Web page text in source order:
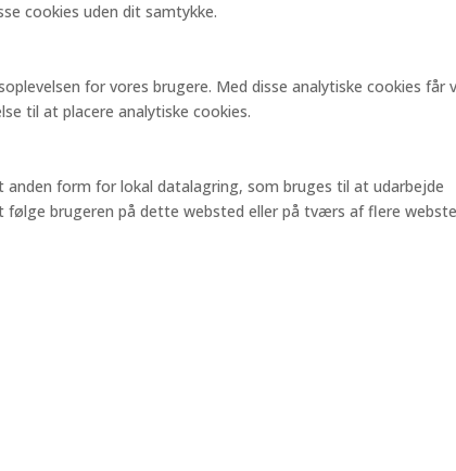
cookies uden dit samtykke.
for vores brugere. Med disse analytiske cookies får
til at placere analytiske cookies.
form for lokal datalagring, som bruges til at udarbejde
følge brugeren på dette websted eller på tværs af flere